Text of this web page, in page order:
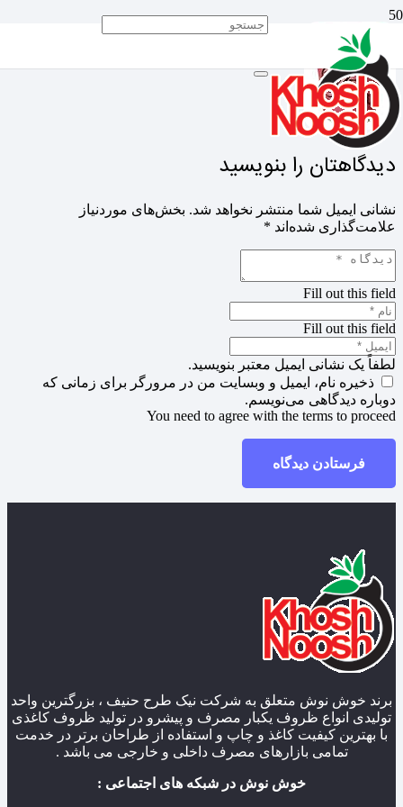
دیدگاهتان را بنویسید
نشانی ایمیل شما منتشر نخواهد شد. بخش‌های موردنیاز
علامت‌گذاری شده‌اند *
Fill out this field
Fill out this field
لطفاً یک نشانی ایمیل معتبر بنویسید.
ذخیره نام، ایمیل و وبسایت من در مرورگر برای زمانی که
دوباره دیدگاهی می‌نویسم.
You need to agree with the terms to proceed
فرستادن دیدگاه
برند خوش نوش متعلق به شرکت نیک طرح حنیف ، بزرگترین واحد
تولیدی انواع ظروف یکبار مصرف و پیشرو در تولید ظروف کاغذی
با بهترین کیفیت کاغذ و چاپ و استفاده از طراحان برتر در خدمت
تمامی بازارهای مصرف داخلی و خارجی می باشد .
خوش نوش در شبکه های اجتماعی :